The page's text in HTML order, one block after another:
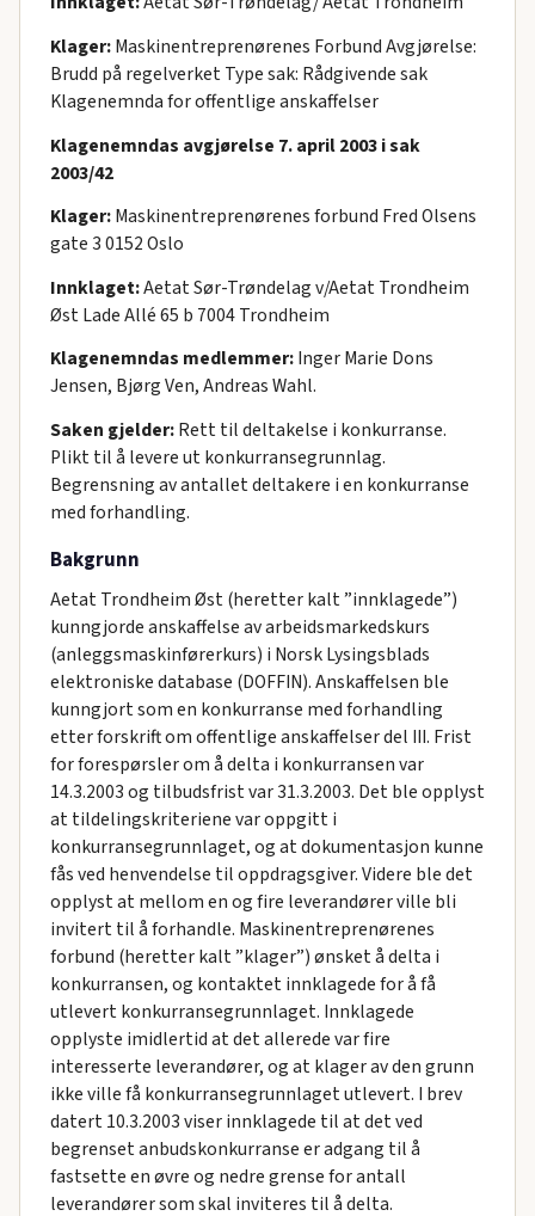
Klager:Maskinentreprenørenes Forbund Avgjørelse:
Brudd på regelverket Type sak: Rådgivende sak
Klagenemnda for offentlige anskaffelser
Klagenemndas avgjørelse 7. april 2003 i sak
2003/42
Klager:Maskinentreprenørenes forbund Fred Olsens
gate 3 0152 Oslo
Innklaget:Aetat Sør-Trøndelag v/Aetat Trondheim
Øst Lade Allé 65 b 7004 Trondheim
Klagenemndas medlemmer:Inger Marie Dons
Jensen, Bjørg Ven, Andreas Wahl.
Saken gjelder:Rett til deltakelse i konkurranse.
Plikt til å levere ut konkurransegrunnlag.
Begrensning av antallet deltakere i en konkurranse
med forhandling.
Bakgrunn
Aetat Trondheim Øst (heretter kalt ”innklagede”)
kunngjorde anskaffelse av arbeidsmarkedskurs
(anleggsmaskinførerkurs) i Norsk Lysingsblads
elektroniske database (DOFFIN). Anskaffelsen ble
kunngjort som en konkurranse med forhandling
etter forskrift om offentlige anskaffelser del III. Frist
for forespørsler om å delta i konkurransen var
14.3.2003 og tilbudsfrist var 31.3.2003. Det ble opplyst
at tildelingskriteriene var oppgitt i
konkurransegrunnlaget, og at dokumentasjon kunne
fås ved henvendelse til oppdragsgiver. Videre ble det
opplyst at mellom en og fire leverandører ville bli
invitert til å forhandle. Maskinentreprenørenes
forbund (heretter kalt ”klager”) ønsket å delta i
konkurransen, og kontaktet innklagede for å få
utlevert konkurransegrunnlaget. Innklagede
opplyste imidlertid at det allerede var fire
interesserte leverandører, og at klager av den grunn
ikke ville få konkurransegrunnlaget utlevert. I brev
datert 10.3.2003 viser innklagede til at det ved
begrenset anbudskonkurranse er adgang til å
fastsette en øvre og nedre grense for antall
leverandører som skal inviteres til å delta.